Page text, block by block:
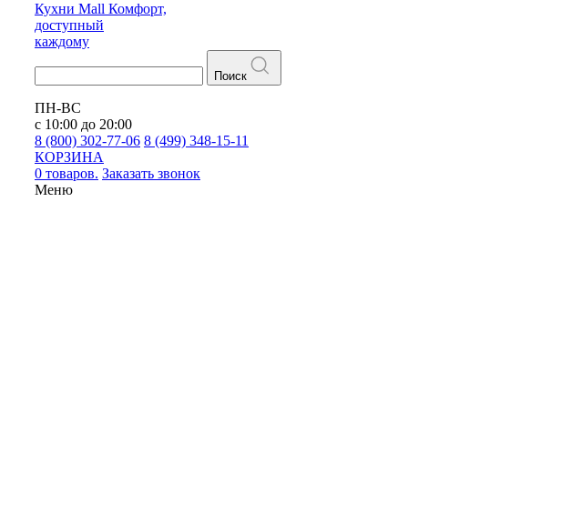
Кухни Mall Комфорт,
доступный
каждому
Поиск
ПН-ВС
с 10:00 до 20:00
8 (800) 302-77-06 8 (499) 348-15-11
КОРЗИНА
0 товаров. Заказать звонок
Меню